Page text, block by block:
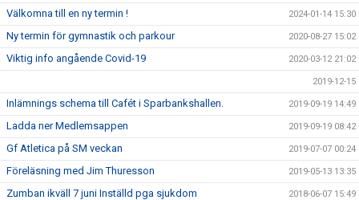
KALAS
FRÅGOR & SVAR
Välkomna till en ny termin ! 2024-01-14 15:30
Ny termin för gymnastik och parkour 2020-08-27 15:02
Viktig info angående Covid-19 2020-03-12 21:02
2019-12-15
Inlämnings schema till Cafét i Sparbankshallen. 2019-09-19 14:49
Ladda ner Medlemsappen 2019-09-19 08:42
Gf Atletica på SM veckan 2019-07-07 00:24
Föreläsning med Jim Thuresson 2019-05-13 13:35
Zumban ikväll 7 juni Inställd pga sjukdom 2018-06-07 15:49